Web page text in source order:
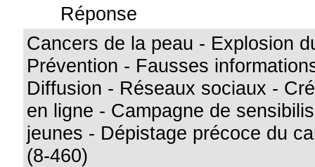
Réponse
Cancers de la peau - Explosion
Prévention - Fausses
Diffusion - Réseaux sociaux -
en ligne - Campagne de
jeunes - Dépistage précoce du
(8-460)